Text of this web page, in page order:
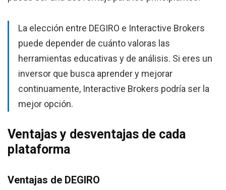
La elección entre DEGIRO e Interactive Brokers
puede depender de cuánto valoras las
herramientas educativas y de análisis. Si eres un
inversor que busca aprender y mejorar
continuamente, Interactive Brokers podría ser la
mejor opción.
Ventajas y desventajas de cada
plataforma
Ventajas de DEGIRO